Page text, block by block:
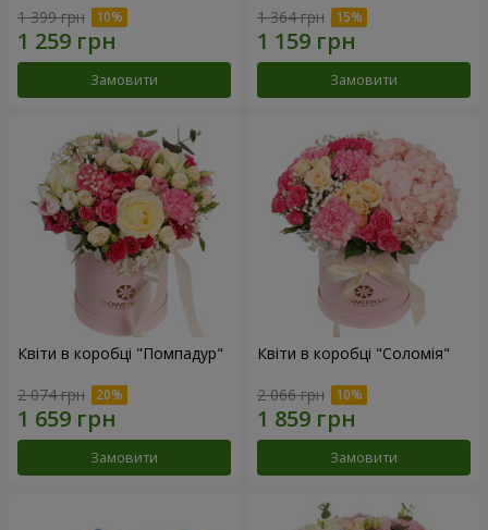
1 399 грн
Замовити
1 364 грн
Замовити
Квіти в коробці "Помпадур"
2 074 грн
Замовити
Квіти в коробці "Соломія"
2 066 грн
Замовити